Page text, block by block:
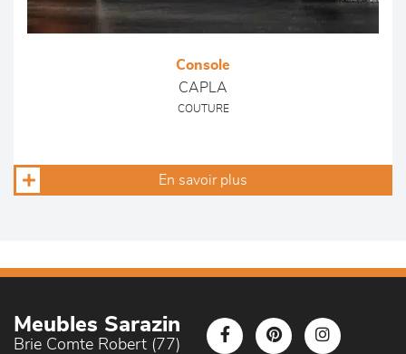
Console
CAPLA
COUTURE
En savoir plus
Meubles Sarazin
Brie Comte Robert (77)